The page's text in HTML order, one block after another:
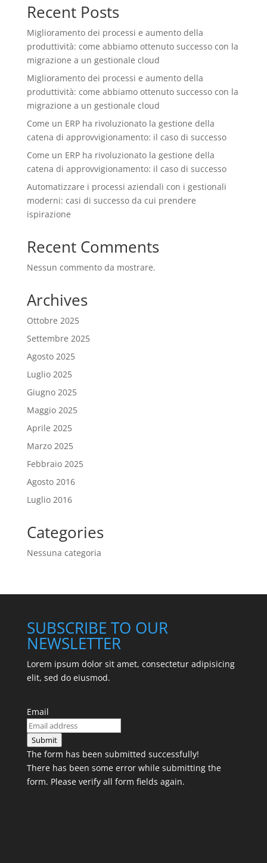
Recent Posts
Miglioramento dei processi e aumento della
produttività: come abbiamo ottenuto successo con la
migrazione a un gestionale cloud
Miglioramento dei processi e aumento della
produttività: come abbiamo ottenuto successo con la
migrazione a un gestionale cloud
Come un ERP ha rivoluzionato la gestione della
catena di approvvigionamento: il caso di successo
Come un ERP ha rivoluzionato la gestione della
catena di approvvigionamento: il caso di successo
Automatizzare i processi aziendali con i gestionali
moderni: casi di successo da cui prendere
ispirazione
Recent Comments
Nessun commento da mostrare.
Archives
Ottobre 2025
Settembre 2025
Agosto 2025
Luglio 2025
Giugno 2025
Maggio 2025
Aprile 2025
Marzo 2025
Febbraio 2025
Agosto 2016
Luglio 2016
Categories
Nessuna categoria
SUBSCRIBE TO OUR
NEWSLETTER
Lorem ipsum dolor sit amet, consectetur adipisicing
elit, sed do eiusmod.
Email
Submit
The form has been submitted successfully!
There has been some error while submitting the
form. Please verify all form fields again.